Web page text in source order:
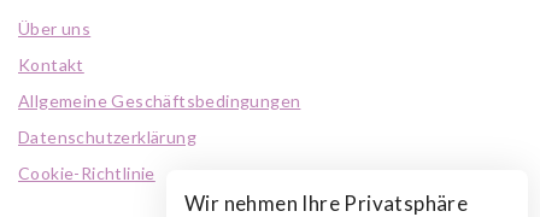
Über uns
Kontakt
Allgemeine Geschäftsbedingungen
Datenschutzerklärung
Cookie-Richtlinie
Wir nehmen Ihre Privatsphäre